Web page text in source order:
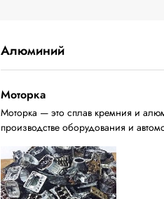
Алюминий
Моторка
Моторка — это сплав кремния и
производстве оборудования и